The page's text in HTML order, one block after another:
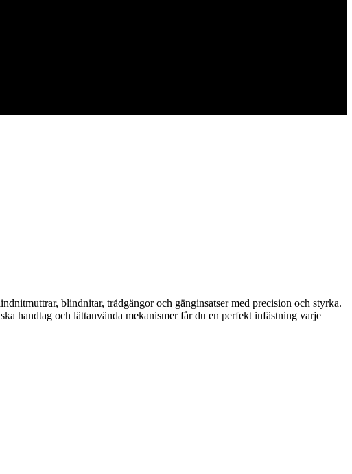
blindnitar, trådgängor och gänginsatser med precision och styrka.
handtag och lättanvända mekanismer får du en perfekt infästning varje